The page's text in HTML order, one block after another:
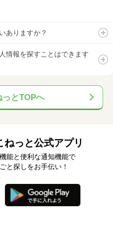
ありますか？
情報を探すことはできます
っとTOPへ
ねっと公式アプリ
能と便利な通知機能で
と探しをお手伝い！